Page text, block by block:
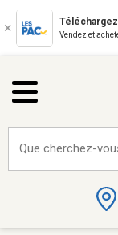
Vendez et
Que cherchez-